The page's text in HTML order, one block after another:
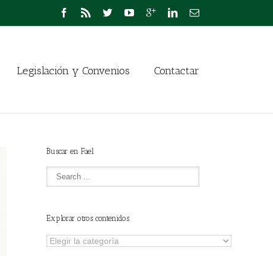
Legislación y Convenios Contactar
Buscar en Fael
Explorar otros contenidos
Explorar